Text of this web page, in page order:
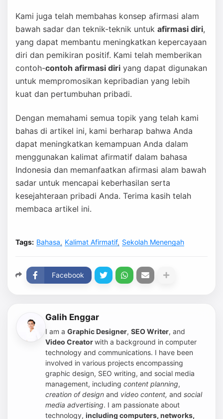
Kami juga telah membahas konsep afirmasi alam
bawah sadar dan teknik-teknik untuk afirmasi diri,
yang dapat membantu meningkatkan kepercayaan
diri dan pemikiran positif. Kami telah memberikan
contoh-contoh afirmasi diri yang dapat digunakan
untuk mempromosikan kepribadian yang lebih
kuat dan pertumbuhan pribadi.
Dengan memahami semua topik yang telah kami
bahas di artikel ini, kami berharap bahwa Anda
dapat meningkatkan kemampuan Anda dalam
menggunakan kalimat afirmatif dalam bahasa
Indonesia dan memanfaatkan afirmasi alam bawah
sadar untuk mencapai keberhasilan serta
kesejahteraan pribadi Anda. Terima kasih telah
membaca artikel ini.
Tags: Bahasa Kalimat Afirmatif Sekolah Menengah
Facebook
Galih Enggar
I am a Graphic Designer, SEO Writer, and
Video Creatorwith a background in computer
technology and communications. I have been
involved in various projects encompassing
graphic design, SEO writing, and social media
management, including content planning,
creation of design and video content, and social
media advertising. I am passionate about
technology, including computers, networks,